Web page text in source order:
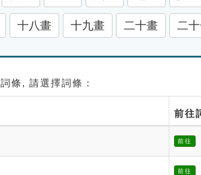
十八畫 十九畫 二十畫 二
詞條, 請選擇詞條：
前往
前往
前往